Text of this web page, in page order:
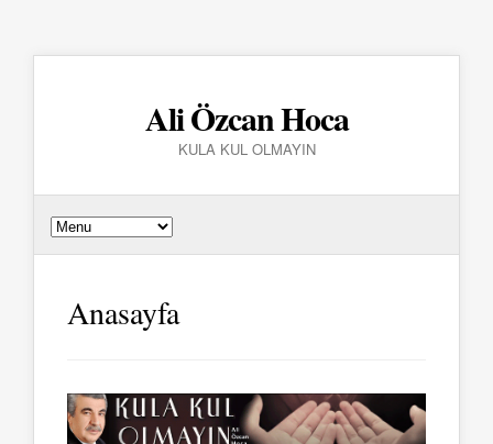
Ali Özcan Hoca
KULA KUL OLMAYIN
Anasayfa